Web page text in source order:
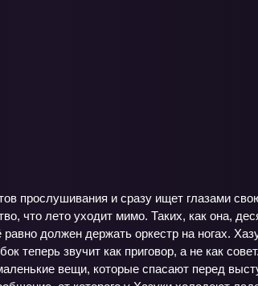
прослушивания и сразу ищет глазами
что лето уходит мимо. Таких, как она,
должен держать оркестр на ногах.
теперь звучит как приговор, а не как
вещи, которые спасают перед